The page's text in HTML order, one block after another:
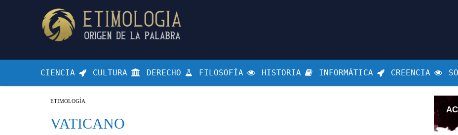
CIENCIA CULTURA DERECHO FILOSOFÍA HISTORIA INFORMÁTICA CREENCIA
ETIMOLOGÍA
VATICANO